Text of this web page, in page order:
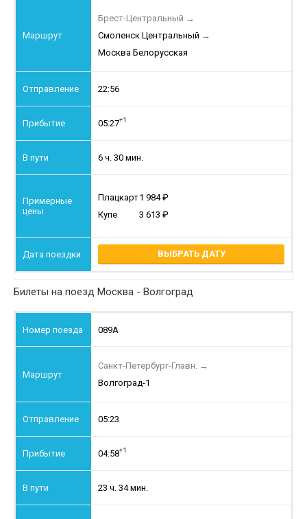
Брест-Центральный →
Смоленск Центральный →
Москва Белорусская
22:56
05:27+1
6 ч. 30 мин.
Плацкарт1 984
Купе
3 613
ВЫБРАТЬ ДАТУ
Билеты на поезд Москва - Волгоград
089А
Санкт-Петербург-Главн. →
Волгоград-1
05:23
04:58+1
23 ч. 34 мин.